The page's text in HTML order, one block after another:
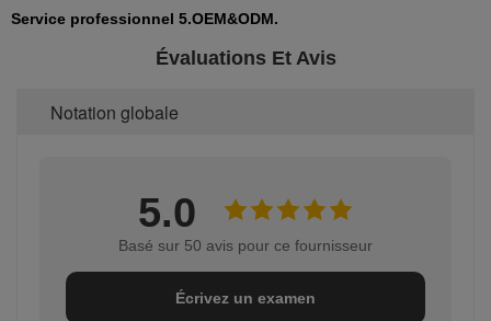
Service professionnel 5.OEM&ODM.
Évaluations Et Avis
Notation globale
5.0
Basé sur 50 avis pour ce fournisseur
Écrivez un examen